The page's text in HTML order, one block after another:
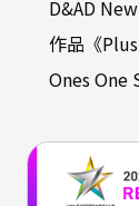
D&AD
作品《
Ones One